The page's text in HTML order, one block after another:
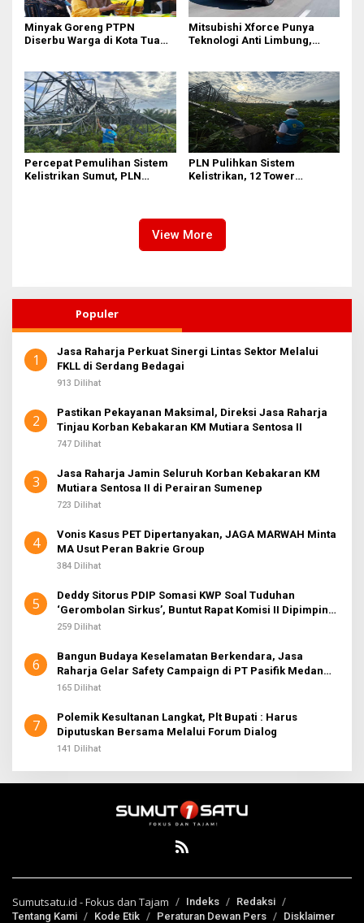
Minyak Goreng PTPN
Diserbu Warga di Kota Tua
Mitsubishi Xforce Punya
Teknologi Anti Limbung,
Percepat Pemulihan Sistem
Kelistrikan Sumut, PLN
PLN Pulihkan Sistem
Kelistrikan, 12 Tower
View More
Populer
1
Jasa Raharja Perkuat Sinergi Lintas Sektor Melalui
FKLL di Serdang Bedagai
913 Dilihat
2
Pastikan Pekayanan Maksimal, Direksi Jasa Raharja
Tinjau Korban Kebakaran KM Mutiara Sentosa II
747 Dilihat
3
Jasa Raharja Jamin Seluruh Korban Kebakaran KM
Mutiara Sentosa II di Perairan Sumenep
723 Dilihat
4
Vonis Kasus PET Dipertanyakan, JAGA MARWAH Minta
MA Usut Peran Bakrie Group
384 Dilihat
5
Deddy Sitorus PDIP Somasi KWP Soal Tuduhan
‘Gerombolan Sirkus’, Buntut Rapat Komisi II Dipimpin
Sufmi Dasco Ahmad
259 Dilihat
6
Bangun Budaya Keselamatan Berkendara, Jasa
Raharja Gelar Safety Campaign di PT Pasifik Medan
Industri
165 Dilihat
7
Polemik Kesultanan Langkat, Plt Bupati : Harus
Diputuskan Bersama Melalui Forum Dialog
141 Dilihat
Sumutsatu.id - Fokus dan Tajam Indeks
Redaksi
Tentang Kami
Kode Etik Peraturan Dewan Pers Disklaimer